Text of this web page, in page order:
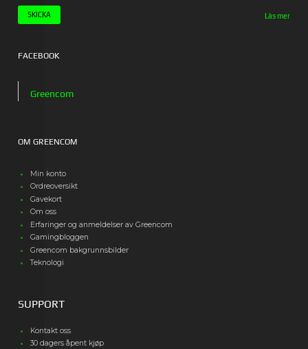
Läs mer
FACEBOOK
Greencom
OM GREENCOM
Min konto
Ordreoversikt
Gavekort
Om oss
Erfaringer og anmeldelser av Greencom
Gamingbloggen
Greencom bakgrunnsbilder
Teknologi
SUPPORT
Kontakt oss
30 dagers åpent kjøp